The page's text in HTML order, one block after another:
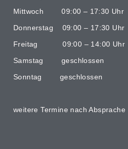
Mittwoch 09:00 – 17:30 Uhr
Donnerstag 09:00 – 17:30 Uhr
Freitag 09:00 – 14:00 Uhr
Samstag geschlossen
Sonntag geschlossen
weitere Termine nach Absprache